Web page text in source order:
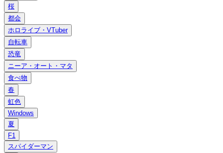
桜
都会
ホロライブ・VTuber
自転車
恐竜
ニーア・オート・マタ
食べ物
春
虹色
Windows
夏
F1
スパイダーマン